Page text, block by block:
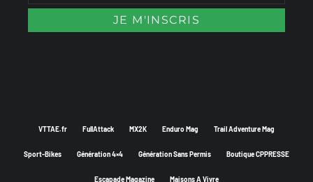
VTTAE.fr FullAttack MX2K Enduro Mag Trail Adventure Mag
Sport-Bikes Génération 4×4 Génération Sans Permis Boutique CPPRESSE
Escapade Magazine Maisons A Vivre